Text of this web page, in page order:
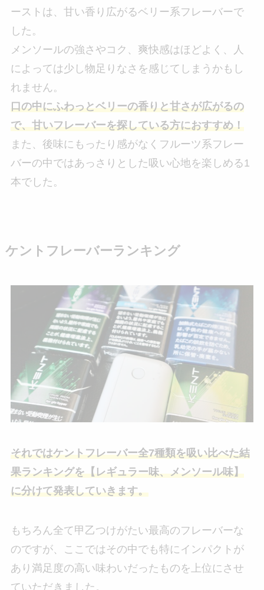
ーストは、甘い香り広がるベリー系フレーバーで
した。
メンソールの強さやコク、爽快感はほどよく、人
によっては少し物足りなさを感じてしまうかもし
れません。
口の中にふわっとベリーの香りと甘さが広がるの
で、甘いフレーバーを探している方におすすめ！
また、後味にもったり感がなくフルーツ系フレー
バーの中ではあっさりとした吸い心地を楽しめる1
本でした。
ケントフレーバーランキング
それではケントフレーバー全7種類を吸い比べた結
果ランキングを【レギュラー味、メンソール味】
に分けて発表していきます。
もちろん全て甲乙つけがたい最高のフレーバーな
のですが、ここではその中でも特にインパクトが
あり満足度の高い味わいだったものを上位にさせ
ていただきました。